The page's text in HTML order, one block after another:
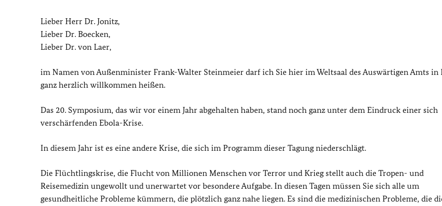
Lieber Herr Dr. Jonitz,
Lieber Dr. Boecken,
Lieber Dr. von Laer,
im Namen von Außenminister Frank-Walter Steinmeier darf ich Sie hier im Weltsaal des Auswärtigen Amts in
ganz herzlich willkommen heißen.
Das 20. Symposium, das wir vor einem Jahr abgehalten haben, stand noch ganz unter dem Eindruck einer sich
verschärfenden Ebola-Krise.
In diesem Jahr ist es eine andere Krise, die sich im Programm dieser Tagung niederschlägt.
Die Flüchtlingskrise, die Flucht von Millionen Menschen vor Terror und Krieg stellt auch die Tropen- und
Reisemedizin ungewollt und unerwartet vor besondere Aufgabe. In diesen Tagen müssen Sie sich alle um
gesundheitliche Probleme kümmern, die plötzlich ganz nahe liegen. Es sind die medizinischen Probleme, die